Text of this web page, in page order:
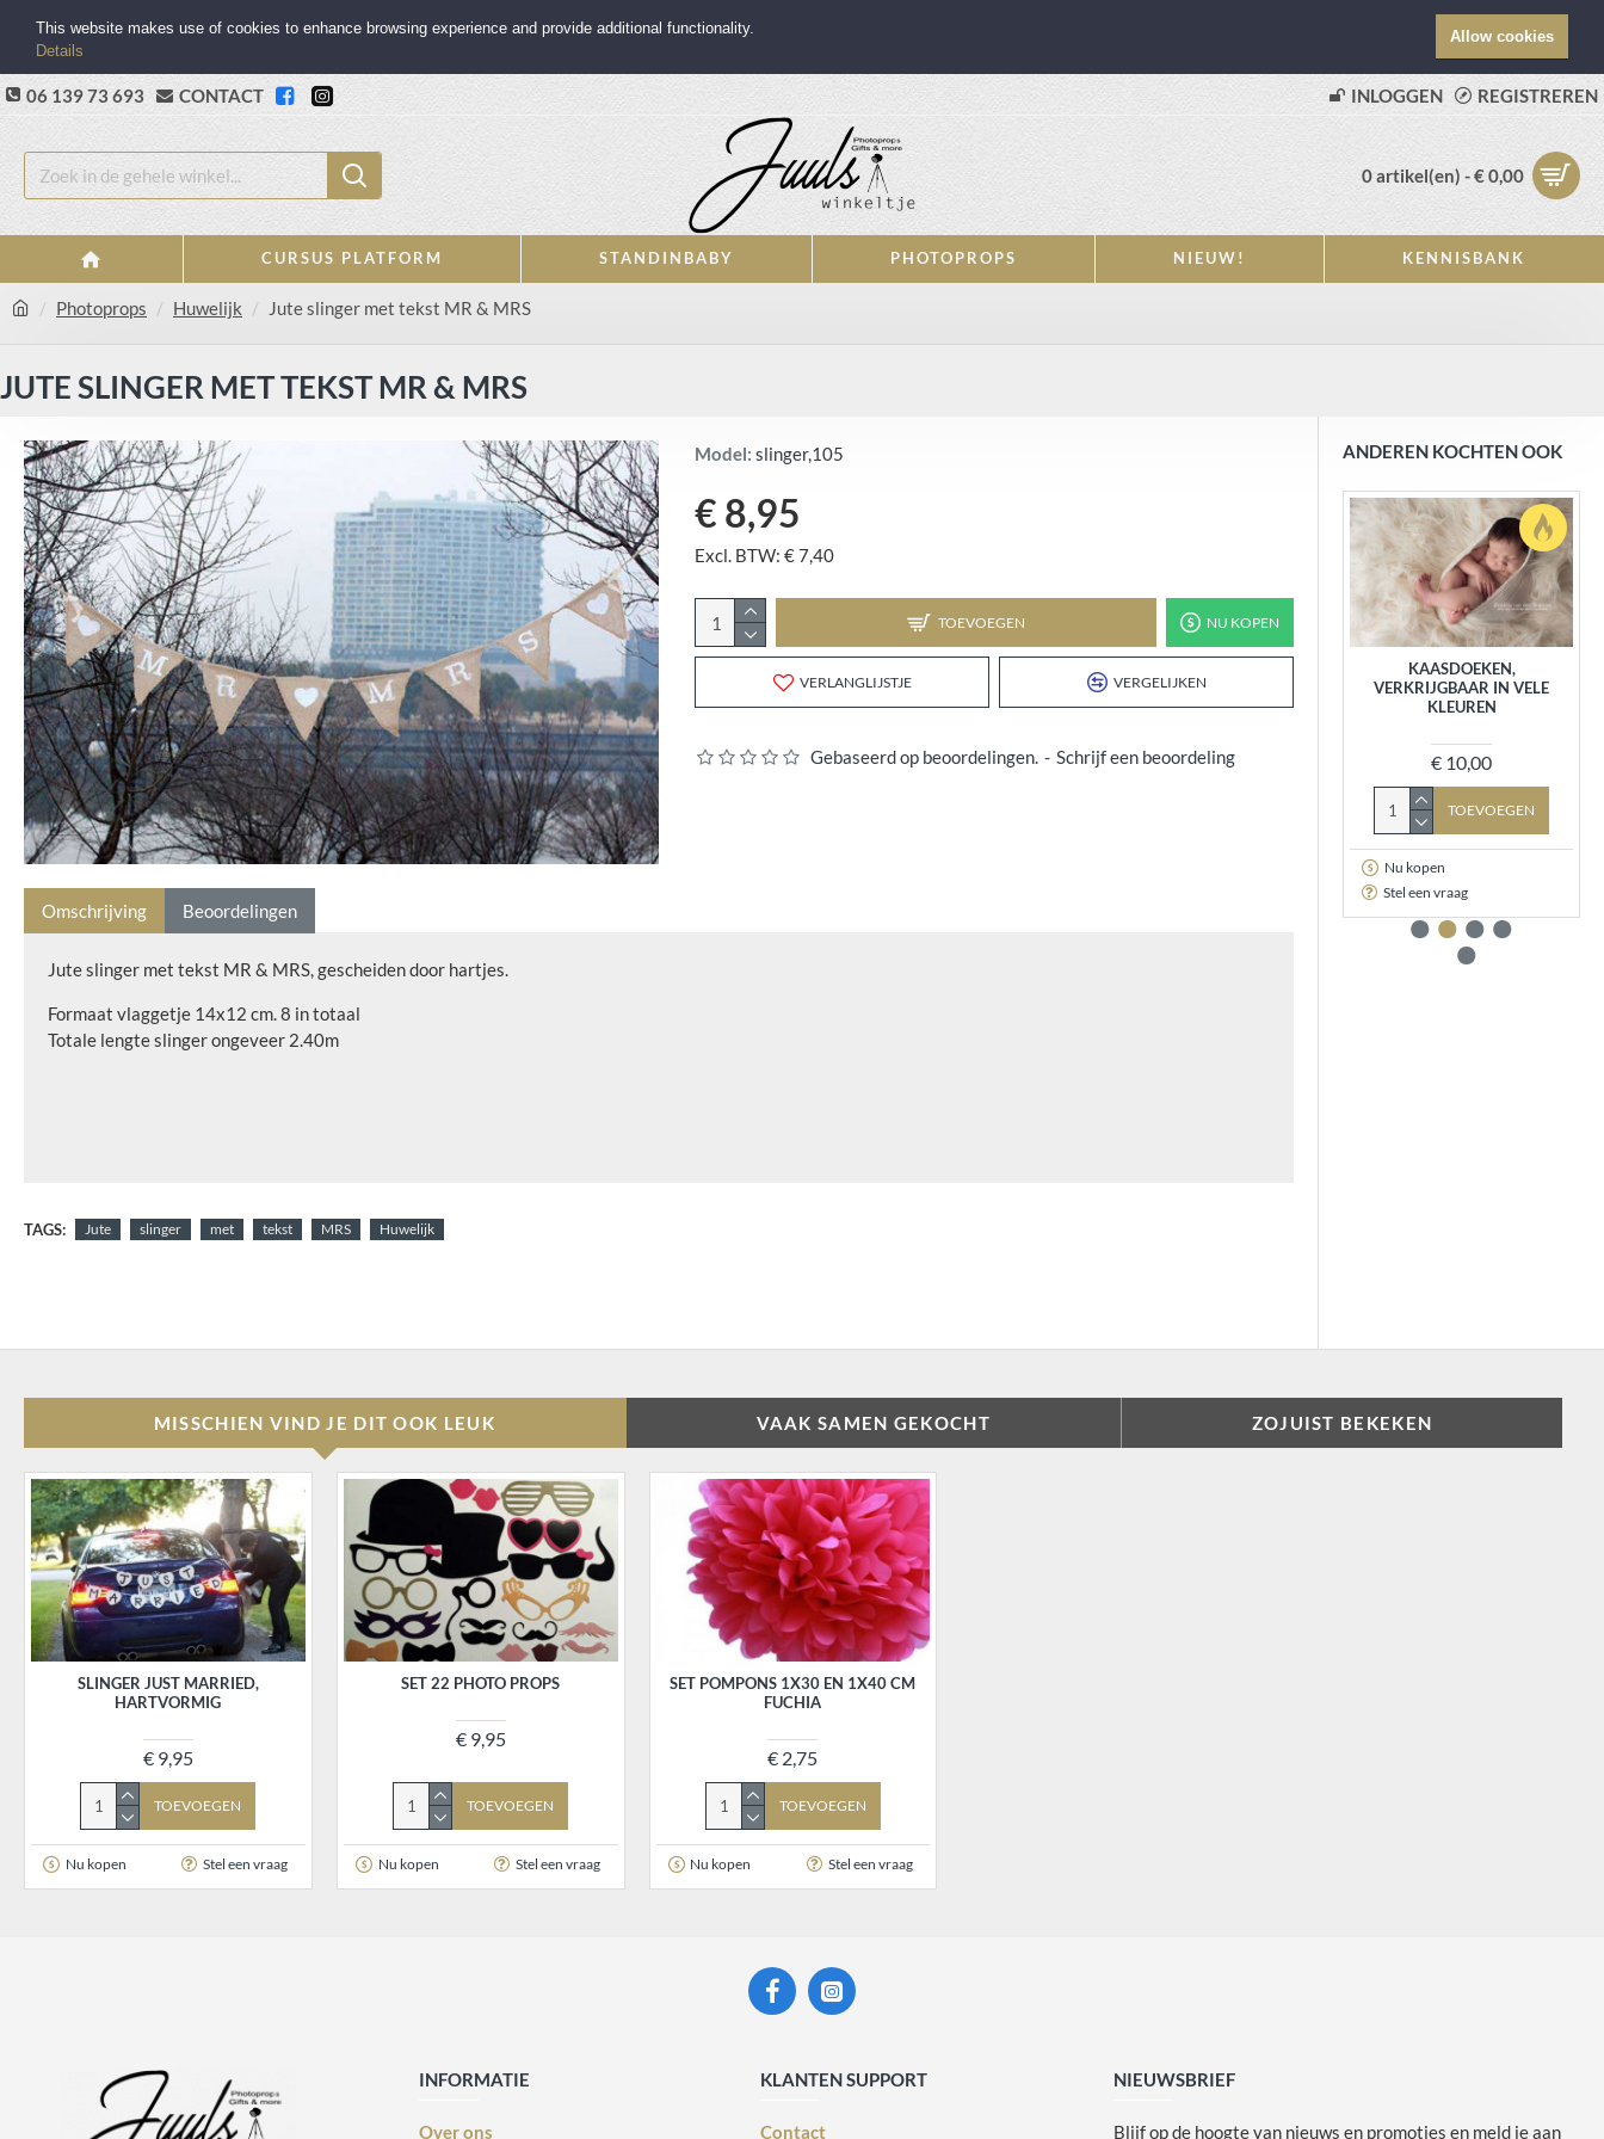
06 139 73 693 CONTACT INLOGGEN REGISTREREN
0 artikel(en) - € 0,00
CURSUS PLATFORM STANDINBABY PHOTOPROPS NIEUW! KENNISBANK
Photoprops Huwelijk Jute slinger met tekst MR & MRS
JUTE SLINGER MET TEKST MR & MRS
Model: slinger,105
Gebaseerd op beoordelingen. - Schrijf een beoordeling
€ 8,95
Excl. BTW: € 7,40
TOEVOEGEN NU KOPEN
VERLANGLIJSTJE VERGELIJKEN
Omschrijving Beoordelingen
Jute slinger met tekst MR & MRS, gescheiden door hartjes.
Formaat vlaggetje 14x12 cm. 8 in totaal
Totale lengte slinger ongeveer 2.40m
TAGS: Jute slinger met tekst MRS Huwelijk
ANDEREN KOCHTEN OOK
KAASDOEKEN,
VERKRIJGBAAR IN VELE
KLEUREN
€ 10,00
TOEVOEGEN
Nu kopen
Stel een vraag
MISSCHIEN VIND JE DIT OOK LEUK VAAK SAMEN GEKOCHT ZOJUIST BEKEKEN
SLINGER JUST MARRIED,
HARTVORMIG
€ 9,95
TOEVOEGEN
Nu kopen Stel een vraag
SET 22 PHOTO PROPS
€ 9,95
TOEVOEGEN
Nu kopen Stel een vraag
SET POMPONS 1X30 EN 1X40 CM
FUCHIA
€ 2,75
TOEVOEGEN
Nu kopen Stel een vraag
INFORMATIE
Over ons
KLANTEN SUPPORT
Contact
NIEUWSBRIEF
Blijf op de hoogte van nieuws en promoties en meld je aan
This website makes use of cookies to enhance browsing experience and provide additional functionality.
Details
Allow cookies